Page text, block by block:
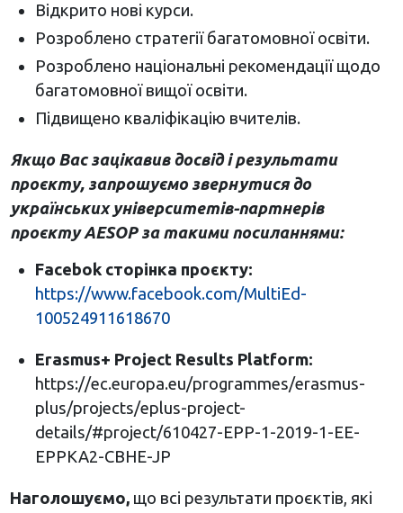
Відкрито нові курси.
Розроблено стратегії багатомовної освіти.
Розроблено національні рекомендації щодо
багатомовної вищої освіти.
Підвищено кваліфікацію вчителів.
Якщо Вас зацікавив досвід і результати
проєкту, запрошуємо звернутися до
українських університетів-партнерів
проєкту AESOP за такими посиланнями:
Facebok сторінка проєкту:
https://www.facebook.com/MultiEd-
100524911618670
Erasmus+ Project Results Platform:
https://ec.europa.eu/programmes/erasmus-
plus/projects/eplus-project-
details/#project/610427-EPP-1-2019-1-EE-
EPPKA2-CBHE-JP
Наголошуємо, що всі результати проєктів, які